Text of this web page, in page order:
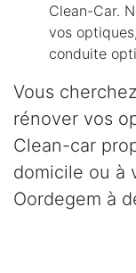
Clean-Car.
vos
conduite
Vous
rénover vos
Clean-car
domicile ou à
Oordegem à